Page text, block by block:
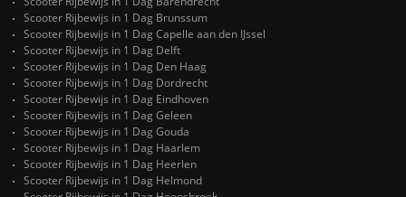
Scooter Rijbewijs in 1 Dag Brunssum
Scooter Rijbewijs in 1 Dag Capelle aan den IJssel
Scooter Rijbewijs in 1 Dag Delft
Scooter Rijbewijs in 1 Dag Den Haag
Scooter Rijbewijs in 1 Dag Dordrecht
Scooter Rijbewijs in 1 Dag Eindhoven
Scooter Rijbewijs in 1 Dag Geleen
Scooter Rijbewijs in 1 Dag Gouda
Scooter Rijbewijs in 1 Dag Haarlem
Scooter Rijbewijs in 1 Dag Heerlen
Scooter Rijbewijs in 1 Dag Helmond